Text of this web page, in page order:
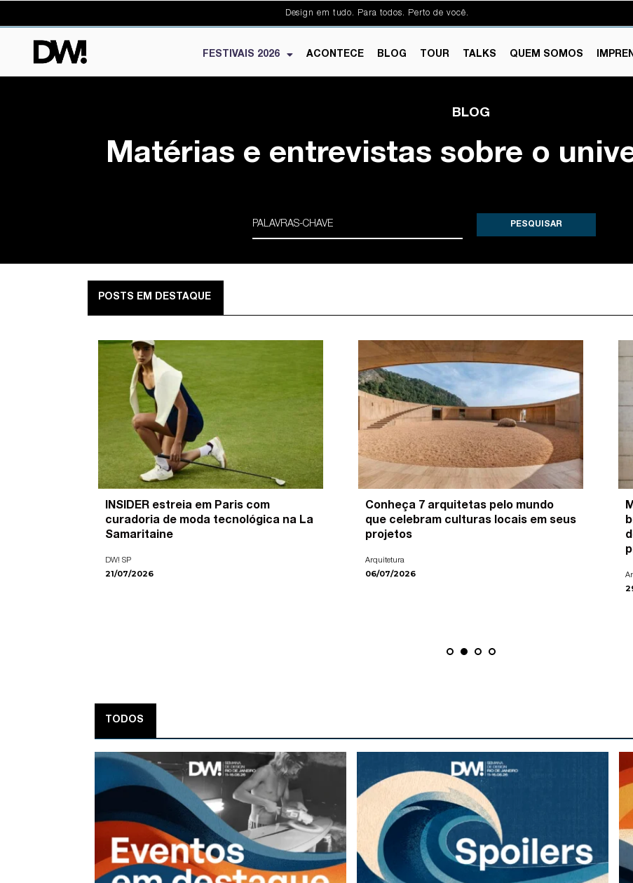
Design em tudo. Para todos. Perto de você.
FESTIVAIS 2026 ACONTECE BLOG TOUR TALKS QUEM SOMOS
BLOG
Matérias e entrevistas sobre o
PESQUISAR
POSTS EM DESTAQUE
INSIDER estreia em Paris com
curadoria de moda tecnológica na La
Samaritaine
DW! SP
21/07/2026
Conheça 7 arquitetas pelo mundo
que celebram culturas locais em seus
projetos
Arquitetura
06/07/2026
TODOS